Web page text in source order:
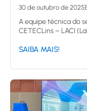
30 de outubro de 2025
A equipe técnica do
CETECLins – LACI
SAIBA MAIS!